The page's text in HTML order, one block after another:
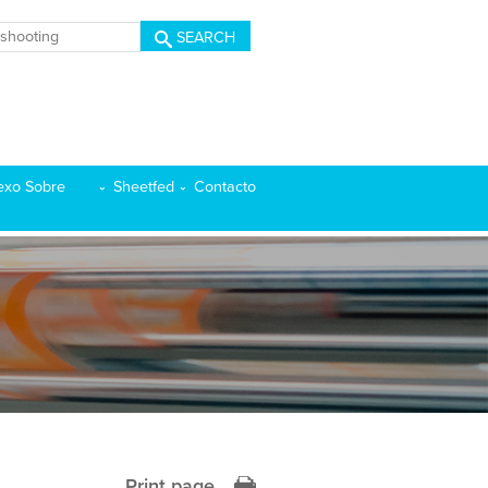
SEARCH
Sobre
Sheetfed Contacto